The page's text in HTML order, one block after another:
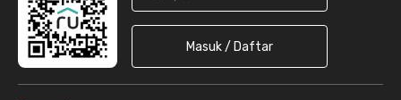
Masuk / Daftar